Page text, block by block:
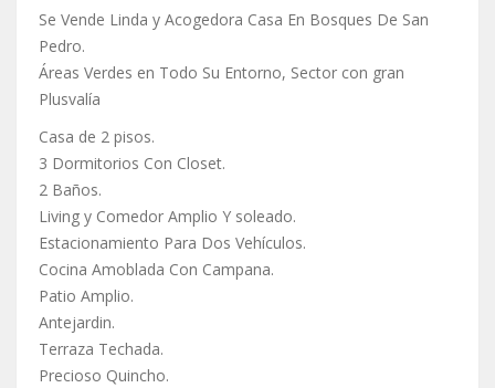
Se Vende Linda y Acogedora Casa En Bosques De San
Pedro.
Áreas Verdes en Todo Su Entorno, Sector con gran
Plusvalía
Casa de 2 pisos.
3 Dormitorios Con Closet.
2 Baños.
Living y Comedor Amplio Y soleado.
Estacionamiento Para Dos Vehículos.
Cocina Amoblada Con Campana.
Patio Amplio.
Antejardin.
Terraza Techada.
Precioso Quincho.